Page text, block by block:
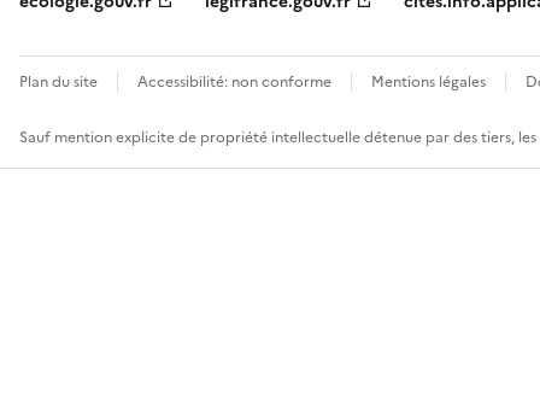
Plan du site Accessibilité: non conforme Mentions légales
Sauf mention explicite de propriété intellectuelle détenue par des tiers,